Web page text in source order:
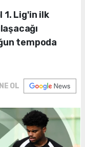
1. Lig'in ilk
tempoda
OL